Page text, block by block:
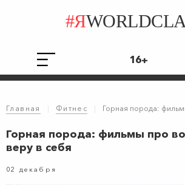
#Я
16+
Главная | Фитнес | Горная порода: фильмы про
Горная порода: фильмы про
веру в себя
02 декабря